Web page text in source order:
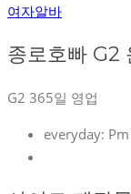
여자알바
종로호빠 G2
G2 365일 영업
everyday: